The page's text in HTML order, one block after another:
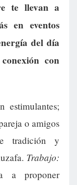
te llevan a
en eventos
del día
con
estimulantes;
o amigos
tradición y
Trabajo:
a proponer